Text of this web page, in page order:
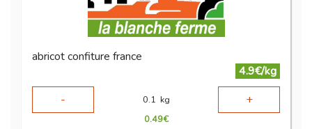
abricot confiture france
4.9€/kg
-
0.1 kg +
0.49€